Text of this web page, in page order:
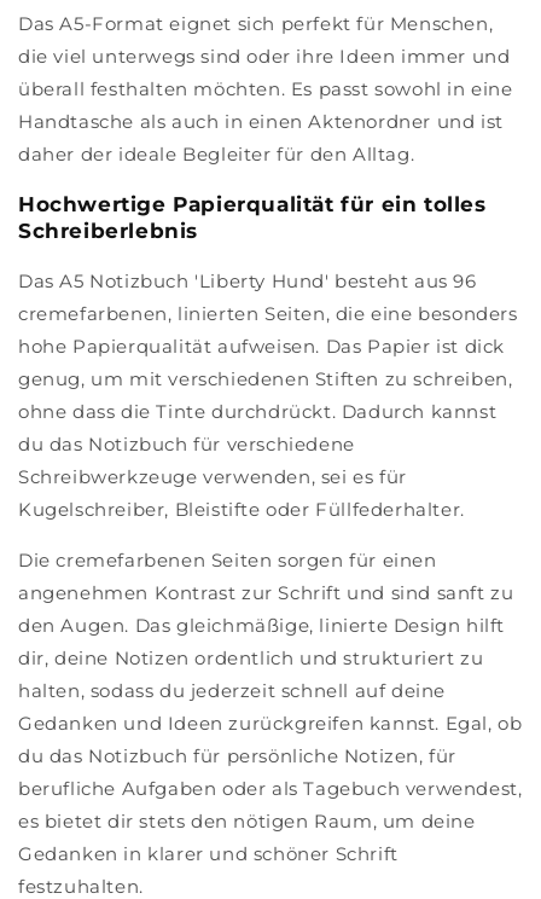
Das A5-Format eignet sich perfekt für Menschen,
die viel unterwegs sind oder ihre Ideen immer und
überall festhalten möchten. Es passt sowohl in eine
Handtasche als auch in einen Aktenordner und ist
daher der ideale Begleiter für den Alltag.
Hochwertige Papierqualität für ein tolles
Schreiberlebnis
Das A5 Notizbuch 'Liberty Hund' besteht aus 96
cremefarbenen, linierten Seiten, die eine besonders
hohe Papierqualität aufweisen. Das Papier ist dick
genug, um mit verschiedenen Stiften zu schreiben,
ohne dass die Tinte durchdrückt. Dadurch kannst
du das Notizbuch für verschiedene
Schreibwerkzeuge verwenden, sei es für
Kugelschreiber, Bleistifte oder Füllfederhalter.
Die cremefarbenen Seiten sorgen für einen
angenehmen Kontrast zur Schrift und sind sanft zu
den Augen. Das gleichmäßige, linierte Design hilft
dir, deine Notizen ordentlich und strukturiert zu
halten, sodass du jederzeit schnell auf deine
Gedanken und Ideen zurückgreifen kannst. Egal, ob
du das Notizbuch für persönliche Notizen, für
berufliche Aufgaben oder als Tagebuch verwendest,
es bietet dir stets den nötigen Raum, um deine
Gedanken in klarer und schöner Schrift
festzuhalten.